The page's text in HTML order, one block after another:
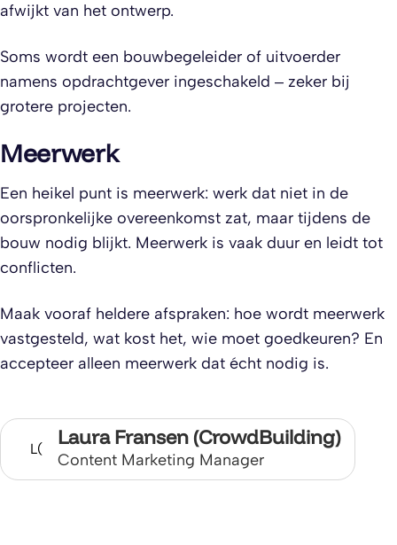
afwijkt van het ontwerp.
Soms wordt een bouwbegeleider of uitvoerder
namens opdrachtgever ingeschakeld – zeker bij
grotere projecten.
Meerwerk
Een heikel punt is meerwerk: werk dat niet in de
oorspronkelijke overeenkomst zat, maar tijdens de
bouw nodig blijkt. Meerwerk is vaak duur en leidt tot
conflicten.
Maak vooraf heldere afspraken: hoe wordt meerwerk
vastgesteld, wat kost het, wie moet goedkeuren? En
accepteer alleen meerwerk dat écht nodig is.
L( Laura Fransen (CrowdBuilding)
Content Marketing Manager